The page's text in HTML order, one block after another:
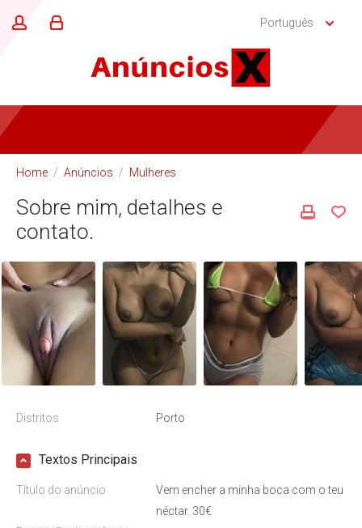
Português
Home / Anúncios / Mulheres
Sobre mim, detalhes e
contato.
Distritos Porto
Textos Principais
Título do anúncio
Vem encher a minha boca com o teu
néctar. 30€